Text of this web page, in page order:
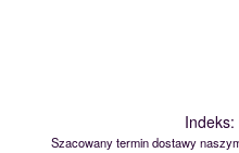
Indeks:
Szacowany termin dostawy